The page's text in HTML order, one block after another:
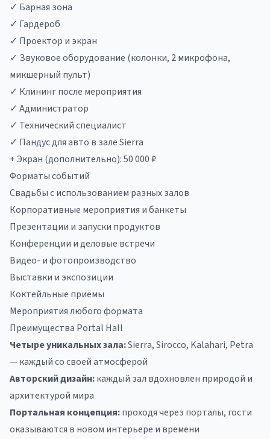
✓ Барная зона
✓ Гардероб
✓ Проектор и экран
✓ Звуковое оборудование (колонки, 2 микрофона,
микшерный пульт)
✓ Клининг после мероприятия
✓ Администратор
✓ Технический специалист
✓ Пандус для авто в зале Sierra
+ Экран (дополнительно): 50 000 ₽
Форматы событий
Свадьбы с использованием разных залов
Корпоративные мероприятия и банкеты
Презентации и запуски продуктов
Конференции и деловые встречи
Видео- и фотопроизводство
Выставки и экспозиции
Коктейльные приёмы
Мероприятия любого формата
Преимущества Portal Hall
Четыре уникальных зала:Sierra, Sirocco, Kalahari, Petra
— каждый со своей атмосферой
Авторский дизайн:каждый зал вдохновлен природой и
архитектурой мира
Портальная концепция:проходя через порталы, гости
оказываются в новом интерьере и времени